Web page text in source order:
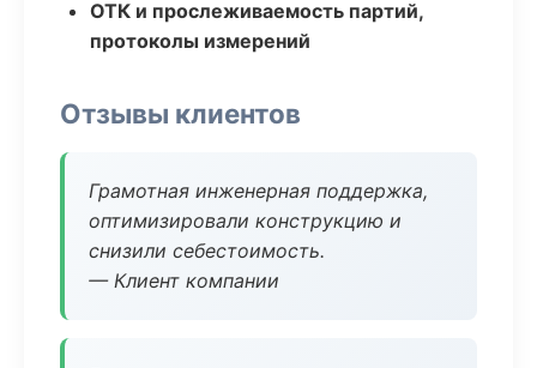
ОТК и прослеживаемость партий,
протоколы измерений
Отзывы клиентов
Грамотная инженерная поддержка,
оптимизировали конструкцию и
снизили себестоимость.
— Клиент компании